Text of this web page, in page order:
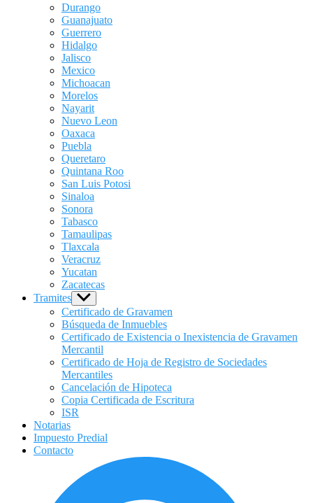
Durango
Guanajuato
Guerrero
Hidalgo
Jalisco
Mexico
Michoacan
Morelos
Nayarit
Nuevo Leon
Oaxaca
Puebla
Queretaro
Quintana Roo
San Luis Potosi
Sinaloa
Sonora
Tabasco
Tamaulipas
Tlaxcala
Veracruz
Yucatan
Zacatecas
Tramites Show
sub
menu
Certificado de Gravamen
Búsqueda de Inmuebles
Certificado de Existencia o Inexistencia de Gravamen
Mercantil
Certificado de Hoja de Registro de Sociedades
Mercantiles
Cancelación de Hipoteca
Copia Certificada de Escritura
ISR
Notarias
Impuesto Predial
Contacto